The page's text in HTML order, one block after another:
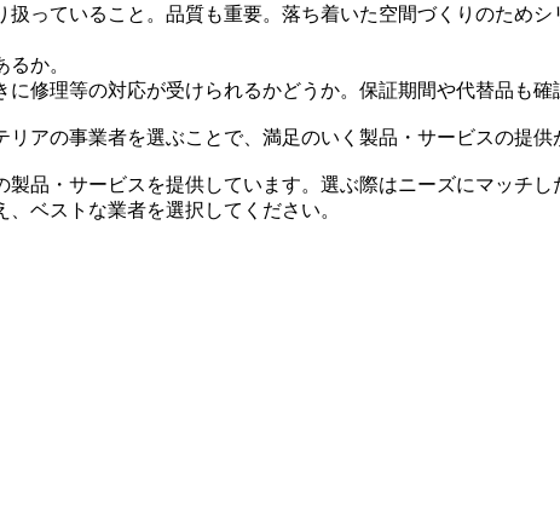
っていること。品質も重要。落ち着いた空間づくりのため
か。
修理等の対応が受けられるかどうか。保証期間や代替品も確
アの事業者を選ぶことで、満足のいく製品・サービスの提供
品・サービスを提供しています。選ぶ際はニーズにマッチし
ベストな業者を選択してください。